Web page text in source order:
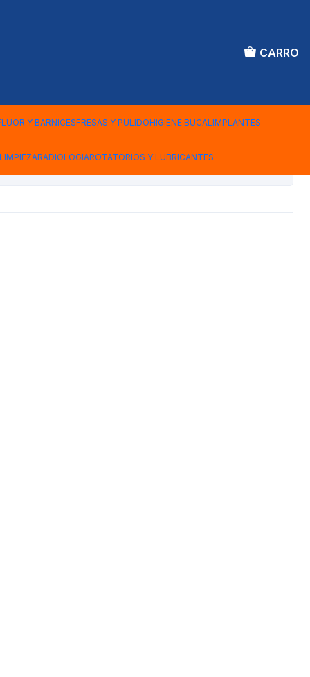
CARRO
Y BARNICESFRESAS Y PULIDOHIGIENE BUCALIMPLANTES
RADIOLOGIAROTATORIOS Y LUBRICANTES